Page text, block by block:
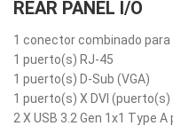
REAR PANEL I/O
1 conector combinado para
1 puerto(s) RJ-45
1 puerto(s) D-Sub (VGA)
1 puerto(s) X DVI (puerto(s)
2 X USB 3.2 Gen 1x1 Type